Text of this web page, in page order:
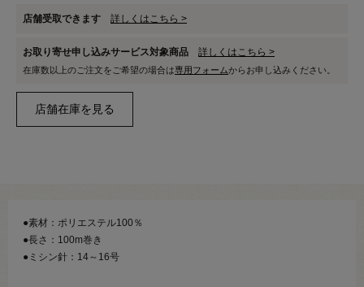
店舗受取できます 詳しくはこちら >
お取り寄せ申し込みサービス対象商品 詳しくはこちら >
在庫数以上のご注文をご希望の場合は専用フォームからお申し込みください。
●素材：ポリエステル100％
●長さ：100m巻き
●ミシン針：14～16号